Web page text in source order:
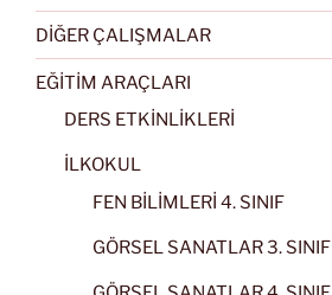
DİĞER ÇALIŞMALAR
EĞİTİM ARAÇLARI
DERS ETKİNLİKLERİ
İLKOKUL
FEN BİLİMLERİ 4. SINIF
GÖRSEL SANATLAR 3. SINIF